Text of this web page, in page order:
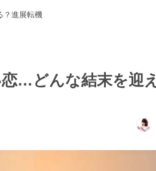
？進展転機
…どんな結末を迎え